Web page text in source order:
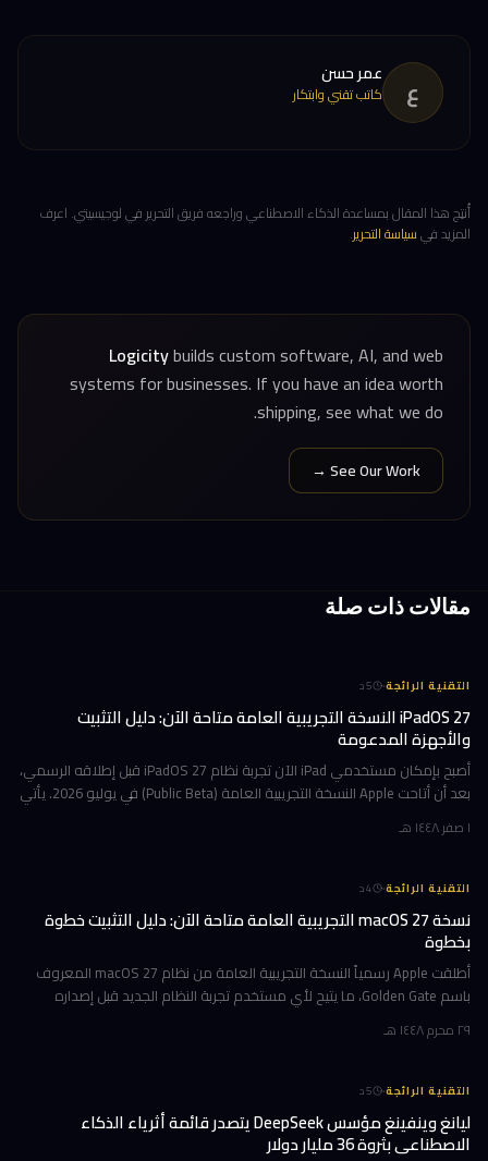
ع عمر حسن
كاتب تقني وابتكار
أُنتِج هذا المقال بمساعدة الذكاء الاصطناعي وراجعه فريق التحرير في لوجيسيتي. اعرف
المزيد فيسياسة التحرير.
Logicitybuilds custom software, AI, and web
systems for businesses. If you have an idea worth
shipping, see what we do.
See Our Work →
مقالات ذات صلة
التقنية الرائجة·
5د
iPadOS 27 النسخة التجريبية العامة متاحة الآن: دليل التثبيت
والأجهزة المدعومة
أصبح بإمكان مستخدمي iPad الآن تجربة نظام iPadOS 27 قبل إطلاقه الرسمي،
بعد أن أتاحت Apple النسخة التجريبية العامة (Public Beta) في يوليو 2026. يأتي
١ صفر ١٤٤٨ هـ
التقنية الرائجة·
4د
نسخة macOS 27 التجريبية العامة متاحة الآن: دليل التثبيت خطوة
بخطوة
أطلقت Apple رسمياً النسخة التجريبية العامة من نظام macOS 27 المعروف
باسم Golden Gate، ما يتيح لأي مستخدم تجربة النظام الجديد قبل إصداره
٢٩ محرم ١٤٤٨ هـ
التقنية الرائجة·
5د
ليانغ وينفينغ مؤسس DeepSeek يتصدر قائمة أثرياء الذكاء
الاصطناعي بثروة 36 مليار دولار